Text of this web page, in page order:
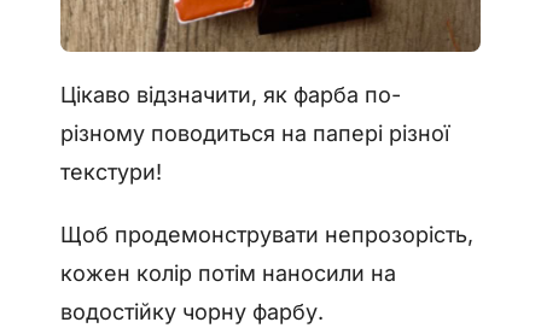
Цікаво відзначити, як фарба по-
різному поводиться на папері різної
текстури!
Щоб продемонструвати непрозорість,
кожен колір потім наносили на
водостійку чорну фарбу.